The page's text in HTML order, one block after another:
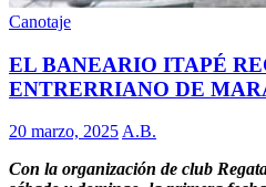
Canotaje
EL BANEARIO ITAPÉ
ENTRERRIANO DE
20 marzo, 2025 A.B.
Con la organización de club